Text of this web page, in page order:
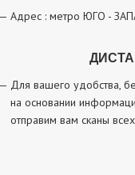
Адрес : метро ЮГО -
Для вашего удобства,
на основании
отправим вам сканы